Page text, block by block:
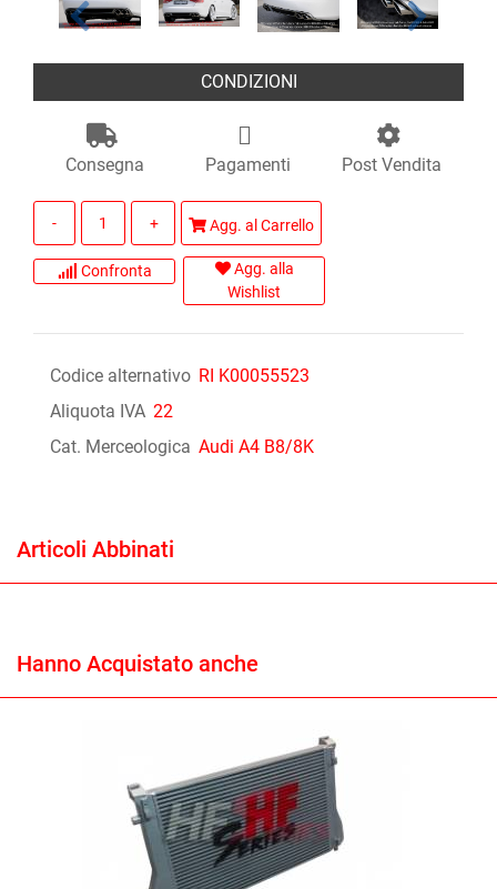
CONDIZIONI
Consegna Pagamenti Post Vendita
Agg. al Carrello
Confronta
Agg. alla
Wishlist
Codice alternativo RI K00055523
Aliquota IVA 22
Cat. Merceologica Audi A4 B8/8K
Articoli Abbinati
Hanno Acquistato anche